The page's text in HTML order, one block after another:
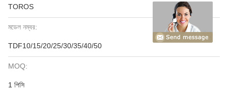
TOROS
মডেল নম্বর:
TDF10/15/20/25/30/35/40/50
MOQ:
1 পিসি